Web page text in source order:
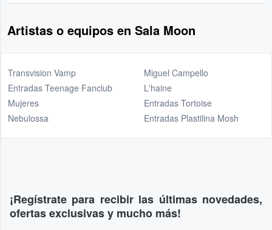
Artistas o equipos en Sala Moon
Transvision Vamp
Entradas Teenage Fanclub
Mujeres
Nebulossa
Miguel Campello
L'haine
Entradas Tortoise
Entradas Plastilina Mosh
¡Regístrate para recibir las últimas novedades,
ofertas exclusivas y mucho más!